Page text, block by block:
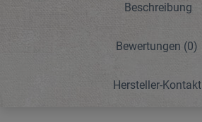
Beschreibung
Bewertungen (0)
Hersteller-Kontakt